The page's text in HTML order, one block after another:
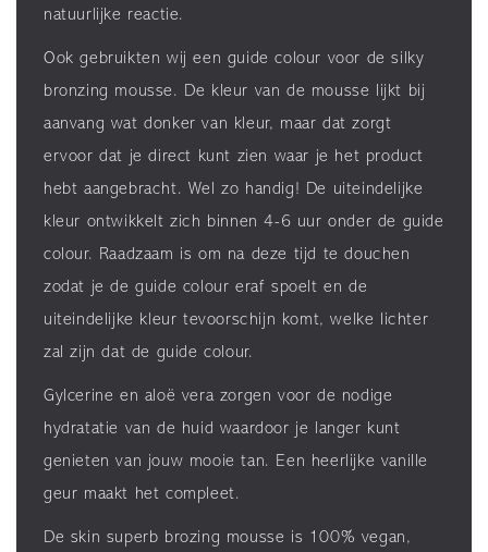
natuurlijke reactie.
Ook gebruikten wij een guide colour voor de silky
bronzing mousse. De kleur van de mousse lijkt bij
aanvang wat donker van kleur, maar dat zorgt
ervoor dat je direct kunt zien waar je het product
hebt aangebracht. Wel zo handig! De uiteindelijke
kleur ontwikkelt zich binnen 4-6 uur onder de guide
colour. Raadzaam is om na deze tijd te douchen
zodat je de guide colour eraf spoelt en de
uiteindelijke kleur tevoorschijn komt, welke lichter
zal zijn dat de guide colour.
Gylcerine en aloë vera zorgen voor de nodige
hydratatie van de huid waardoor je langer kunt
genieten van jouw mooie tan. Een heerlijke vanille
geur maakt het compleet.
De skin superb brozing mousse is 100% vegan,